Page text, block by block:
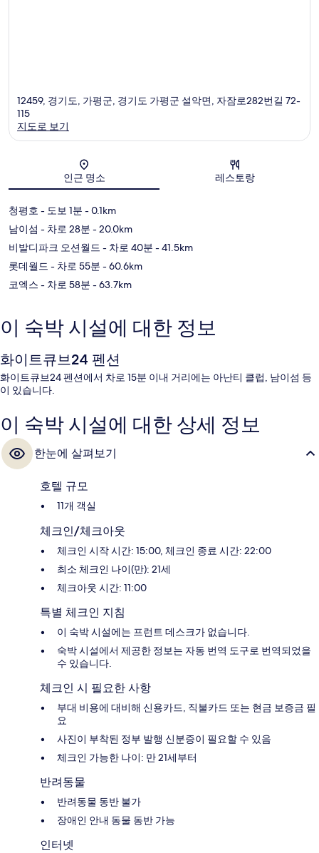
12459, 경기도, 가평군, 경기도 가평군 설악면, 자잠로282번길 72-
115
지도로 보기
인근 명소 레스토랑
청평호 - 도보 1분 - 0.1km
남이섬 - 차로 28분 - 20.0km
비발디파크 오션월드 - 차로 40분 - 41.5km
롯데월드 - 차로 55분 - 60.6km
코엑스 - 차로 58분 - 63.7km
이 숙박 시설에 대한 정보
화이트큐브24 펜션
화이트큐브24 펜션에서 차로 15분 이내 거리에는 아난티 클럽, 남이섬 등
이 있습니다.
이 숙박 시설에 대한 상세 정보
한눈에 살펴보기
호텔 규모
11개 객실
체크인/체크아웃
체크인 시작 시간: 15:00, 체크인 종료 시간: 22:00
최소 체크인 나이(만): 21세
체크아웃 시간: 11:00
특별 체크인 지침
이 숙박 시설에는 프런트 데스크가 없습니다.
숙박 시설에서 제공한 정보는 자동 번역 도구로 번역되었을
수 있습니다.
체크인 시 필요한 사항
부대 비용에 대비해 신용카드, 직불카드 또는 현금 보증금 필
요
사진이 부착된 정부 발행 신분증이 필요할 수 있음
체크인 가능한 나이: 만 21세부터
반려동물
반려동물 동반 불가
장애인 안내 동물 동반 가능
인터넷